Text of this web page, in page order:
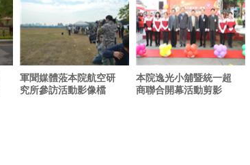
軍聞媒體蒞本院航空研
究所參訪活動影像檔
本院逸光小舖暨統一超
商聯合開幕活動剪影